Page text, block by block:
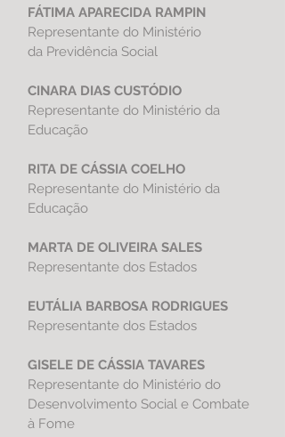
FÁTIMA APARECIDA RAMPIN
Representante do Ministério
da Previdência Social
CINARA DIAS CUSTÓDIO
Representante do Ministério da
Educação
RITA DE CÁSSIA COELHO
Representante do Ministério da
Educação
MARTA DE OLIVEIRA SALES
Representante dos Estados
EUTÁLIA BARBOSA RODRIGUES
Representante dos Estados
GISELE DE CÁSSIA TAVARES
Representante do Ministério do
Desenvolvimento Social e Combate
à Fome